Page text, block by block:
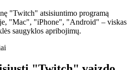
"Twitch" atsisiuntimo programą
"Mac", "iPhone", "Android" – viskas
saugyklos apribojimų.